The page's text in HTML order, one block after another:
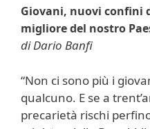
Giovani, nuovi confini
migliore del nostro
di Dario Banfi
“Non ci sono più i
qualcuno. E se a
precarietà rischi